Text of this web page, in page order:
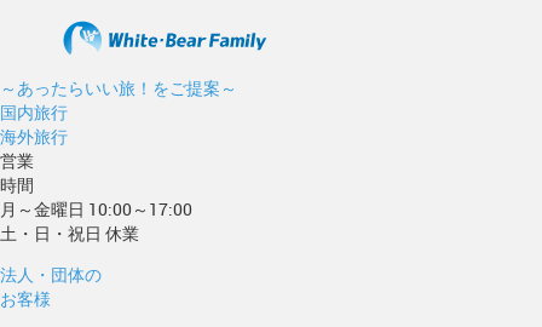
～あったらいい旅！をご提案～
国内旅行
海外旅行
営業
時間
月～金曜日 10:00～17:00
土・日・祝日 休業
法人・団体の
お客様